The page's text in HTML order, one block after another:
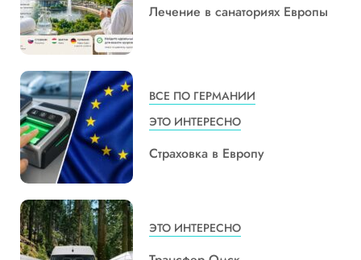
Лечение в санаториях Европы
ВСЕ ПО ГЕРМАНИИ
ЭТО ИНТЕРЕСНО
Страховка в Европу
ЭТО ИНТЕРЕСНО